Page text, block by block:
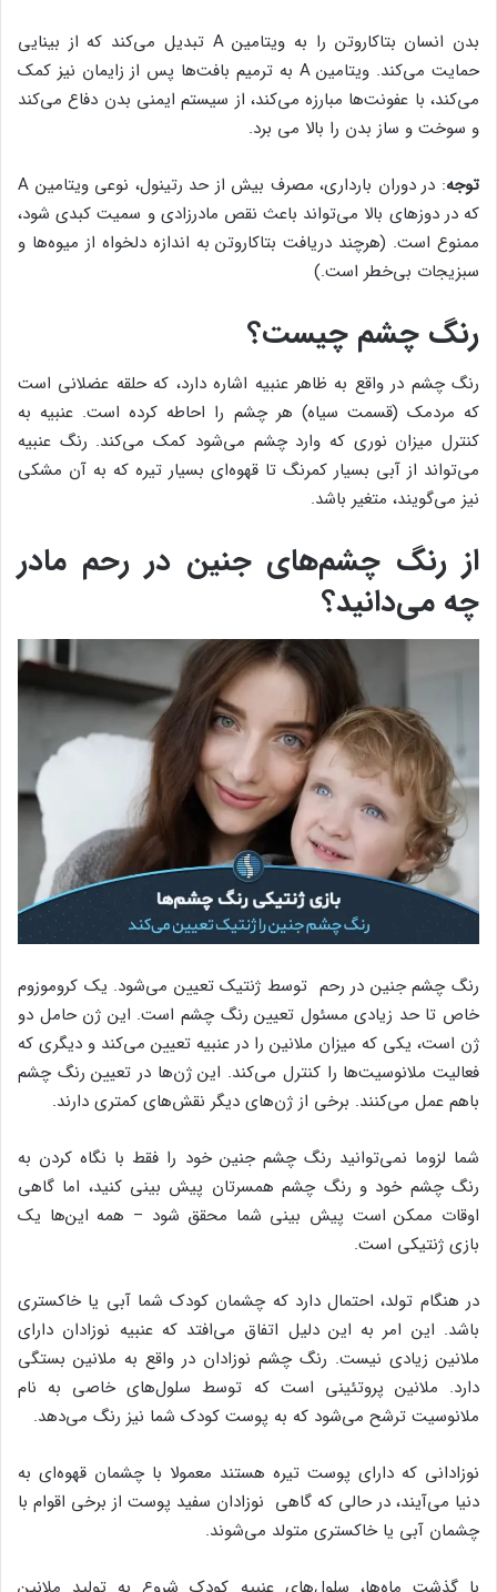
بدن انسان بتاکاروتن را به ویتامین A تبدیل ‌می‌کند که از بینایی
حمایت ‌می‌کند. ویتامین A به ترمیم بافت‌ها پس از زایمان نیز کمک
‌می‌کند، با عفونت‌ها مبارزه ‌می‌کند، از سیستم ایمنی بدن دفاع ‌می‌کند
و سوخت و ساز بدن را بالا می برد.
توجه
: در دوران بارداری، مصرف بیش از حد رتینول، نوعی ویتامین A
که در دوزهای بالا ‌می‌تواند باعث نقص مادرزادی و سمیت کبدی شود،
ممنوع است. (هرچند دریافت بتاکاروتن به اندازه دلخواه از میوه‌ها و
سبزیجات بی‌خطر است.)
رنگ چشم چیست؟
رنگ چشم در واقع به ظاهر عنبیه اشاره دارد، که حلقه عضلانی است
که مردمک (قسمت سیاه) هر چشم را احاطه کرده است. عنبیه به
کنترل میزان نوری که وارد چشم ‌می‌شود کمک ‌می‌کند. رنگ عنبیه
‌می‌تواند از آبی بسیار کمرنگ تا قهوه‌ای بسیار تیره که به آن مشکی
نیز می‌گویند، متغیر باشد.
از رنگ چشم‌های جنین در رحم مادر
چه می‌دانید؟
رنگ چشم جنین در رحم توسط ژنتیک تعیین ‌می‌شود. یک کروموزوم
خاص تا حد زیادی مسئول تعیین رنگ چشم است. این ژن حامل دو
ژن است، یکی که میزان ملانین را در عنبیه تعیین ‌می‌کند و دیگری که
فعالیت ملانوسیت‌ها را کنترل ‌می‌کند. این ژن‌ها در تعیین رنگ چشم
باهم عمل ‌می‌کنند. برخی از ژن‌های دیگر نقش‌های کمتری دارند.
شما لزوما نمی‌توانید رنگ چشم جنین خود را فقط با نگاه کردن به
رنگ چشم خود و رنگ چشم همسرتان پیش بینی کنید، اما گاهی
اوقات ممکن است پیش بینی شما محقق شود – همه این‌ها یک
بازی ژنتیکی است.
در هنگام تولد، احتمال دارد که چشمان کودک شما آبی یا خاکستری
باشد. این امر به این دلیل اتفاق می‌افتد که عنبیه نوزادان دارای
ملانین زیادی نیست. رنگ چشم نوزادان در واقع به ملانین بستگی
دارد. ملانین پروتئینی است که توسط سلول‌های خاصی به نام
ملانوسیت ترشح می‌شود که به پوست کودک شما نیز رنگ می‌دهد.
نوزادانی که دارای پوست تیره هستند معمولا با چشمان قهوه‌ای به
دنیا می‌آیند، در حالی که گاهی نوزادان سفید پوست از برخی اقوام با
چشمان آبی یا خاکستری متولد ‌می‌شوند.